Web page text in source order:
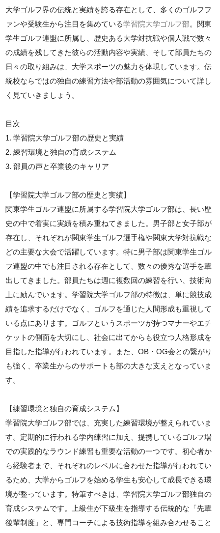
大学ゴルフ界の伝統と実績を誇る存在として、多くのゴルフフ
ァンや受験生から注目を集めている学習院大学ゴルフ部。関東
学生ゴルフ連盟に所属し、歴史ある大学対抗戦や個人戦で数々
の成績を残してきた彼らの活動内容や実績、そして部員たちの
日々の取り組みは、大学スポーツの魅力を体現しています。伝
統校ならではの独自の練習方法や部活動の雰囲気について詳し
く見ていきましょう。
目次
1. 学習院大学ゴルフ部の歴史と実績
2. 練習環境と独自の育成システム
3. 部員の声と卒業後のキャリア
【学習院大学ゴルフ部の歴史と実績】
関東学生ゴルフ連盟に所属する学習院大学ゴルフ部は、長い歴
史の中で着実に実績を積み重ねてきました。男子部と女子部が
存在し、それぞれが関東学生ゴルフ選手権や関東大学対抗戦な
どの主要な大会で活躍しています。特に男子部は関東学生ゴル
フ連盟の中でも注目される存在として、数々の優秀な選手を輩
出してきました。部員たちは週に複数回の練習を行い、技術向
上に励んでいます。学習院大学ゴルフ部の特徴は、単に競技成
績を追求するだけでなく、ゴルフを通じた人間形成も重視して
いる点にあります。ゴルフというスポーツが持つマナーやエチ
ケットの側面を大切にし、社会に出てからも役立つ人格形成を
目指した指導が行われています。また、OB・OG会との繋がり
も強く、卒業生からのサポートも部の大きな支えとなっていま
す。
【練習環境と独自の育成システム】
学習院大学ゴルフ部では、充実した練習環境が整えられていま
す。定期的に行われる学内練習に加え、提携しているゴルフ場
での実践的なラウンド練習も重要な活動の一つです。初心者か
ら経験者まで、それぞれのレベルに合わせた指導が行われてい
るため、大学からゴルフを始める学生も安心して成長できる環
境が整っています。特筆すべきは、学習院大学ゴルフ部独自の
育成システムです。上級生が下級生を指導する伝統的な「先輩
後輩制度」と、専門コーチによる技術指導を組み合わせること